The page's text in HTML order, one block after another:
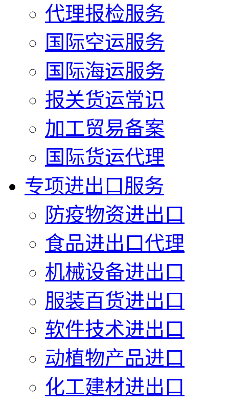
代理报检服务
国际空运服务
国际海运服务
报关货运常识
加工贸易备案
国际货运代理
专项进出口服务
防疫物资进出口
食品进出口代理
机械设备进出口
服装百货进出口
软件技术进出口
动植物产品进口
化工建材进出口